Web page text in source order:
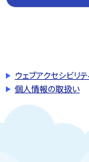
ウェブアクセシビリ
個人情報の取扱い